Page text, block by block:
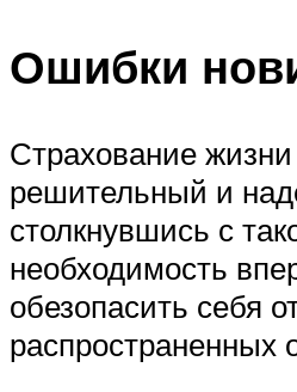
Ошибки
Страхование жизни
решительный и
столкнувшись с
необходимость
обезопасить себя
распространенных